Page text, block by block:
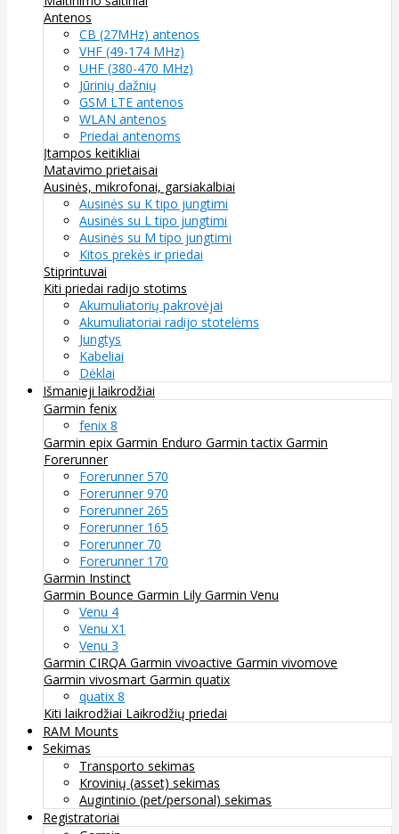
Antenos
CB (27MHz) antenos
VHF (49-174 MHz)
UHF (380-470 MHz)
Jūrinių dažnių
GSM LTE antenos
WLAN antenos
Priedai antenoms
Įtampos keitikliai
Matavimo prietaisai
Ausinės, mikrofonai, garsiakalbiai
Ausinės su K tipo jungtimi
Ausinės su L tipo jungtimi
Ausinės su M tipo jungtimi
Kitos prekės ir priedai
Stiprintuvai
Kiti priedai radijo stotims
Akumuliatorių pakrovėjai
Akumuliatoriai radijo stotelėms
Jungtys
Kabeliai
Dėklai
Išmanieji laikrodžiai
Garmin fenix
fenix 8
Garmin epix Garmin Enduro Garmin tactix Garmin
Forerunner
Forerunner 570
Forerunner 970
Forerunner 265
Forerunner 165
Forerunner 70
Forerunner 170
Garmin Instinct
Garmin Bounce Garmin Lily Garmin Venu
Venu 4
Venu X1
Venu 3
Garmin CIRQA Garmin vivoactive Garmin vivomove
Garmin vivosmart Garmin quatix
quatix 8
Kiti laikrodžiai Laikrodžių priedai
RAM Mounts
Sekimas
Transporto sekimas
Krovinių (asset) sekimas
Augintinio (pet/personal) sekimas
Registratoriai